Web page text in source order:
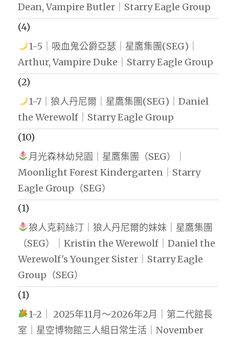
Dean, Vampire Butler｜Starry Eagle Group
(4)
1-5｜吸血鬼公爵亞瑟｜星鷹集團(SEG)｜
Arthur, Vampire Duke｜Starry Eagle Group
(2)
1-7｜狼人丹尼爾｜星鷹集團(SEG)｜Daniel
the Werewolf｜Starry Eagle Group
(10)
月光森林幼兒園｜星鷹集團（SEG）｜
Moonlight Forest Kindergarten｜Starry
Eagle Group（SEG）
(1)
狼人克莉絲汀｜狼人丹尼爾的妹妹｜星鷹集團
（SEG）｜Kristin the Werewolf｜Daniel the
Werewolf's Younger Sister｜Starry Eagle
Group（SEG）
(1)
1-2｜ 2025年11月～2026年2月｜第二代館長
室｜星空博物館三人組日常生活｜November